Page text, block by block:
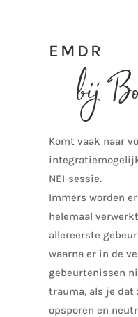
EMDR
bij
Komt vaak naar
NEI-sessie.
Immers worden
helemaal
allereerste
waarna er in de
gebeurtenissen
trauma, als je dat
opsporen en